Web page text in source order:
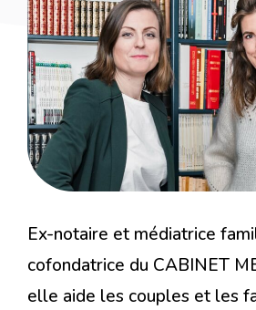
Ex-notaire et médiatrice
cofondatrice du CABINET
elle aide les couples et les